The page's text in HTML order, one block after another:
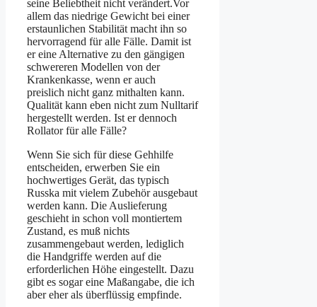
seine Beliebtheit nicht verändert.Vor
allem das niedrige Gewicht bei einer
erstaunlichen Stabilität macht ihn so
hervorragend für alle Fälle. Damit ist
er eine Alternative zu den gängigen
schwereren Modellen von der
Krankenkasse, wenn er auch
preislich nicht ganz mithalten kann.
Qualität kann eben nicht zum Nulltarif
hergestellt werden. Ist er dennoch
Rollator für alle Fälle?
Wenn Sie sich für diese Gehhilfe
entscheiden, erwerben Sie ein
hochwertiges Gerät, das typisch
Russka mit vielem Zubehör ausgebaut
werden kann. Die Auslieferung
geschieht in schon voll montiertem
Zustand, es muß nichts
zusammengebaut werden, lediglich
die Handgriffe werden auf die
erforderlichen Höhe eingestellt. Dazu
gibt es sogar eine Maßangabe, die ich
aber eher als überflüssig empfinde.